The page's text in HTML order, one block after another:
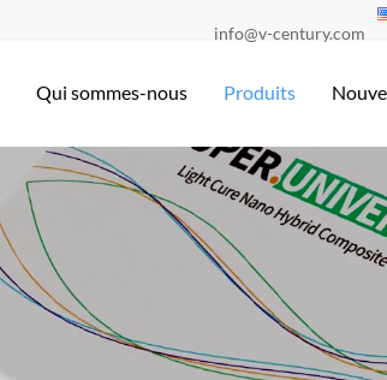
info@v-century.com
Qui sommes-nous Produits